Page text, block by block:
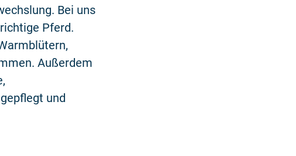
Bei uns
Pferd.
Außerdem
und